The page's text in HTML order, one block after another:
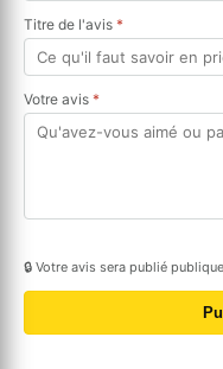
Titre de l'avis *
Votre avis *
🔒 Votre avis sera publié